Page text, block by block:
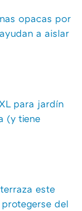
opacas por
a aislar
para jardín
(y tiene
este
del